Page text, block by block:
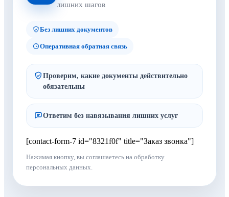
лишних шагов
Без лишних документов
Оперативная обратная связь
Проверим, какие документы действительно
обязательны
Ответим без навязывания лишних услуг
[contact-form-7 id="8321f0f" title="Заказ звонка"]
Нажимая кнопку, вы соглашаетесь на обработку
персональных данных.